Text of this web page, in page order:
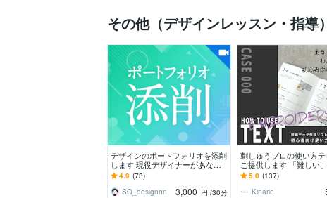
その他（デザインレッスン・指導
デザインのポートフォリオを添削
します 現役デザイナーがあなた
のポートフォリオをブラッシュア
ップ！
4.9 (73)
SQ_designnn
3,000 円 /30分
刺しゅうプロの使い方
ご提供します 「難しい
単」へ。初心者向けわか
使い方テキスト
5.0 (137)
Kinarie